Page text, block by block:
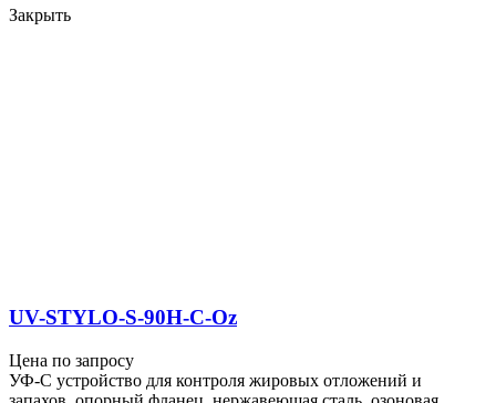
Закрыть
UV-STYLO-S-90H-C-Oz
Цена по запросу
УФ-С устройство для контроля жировых отложений и